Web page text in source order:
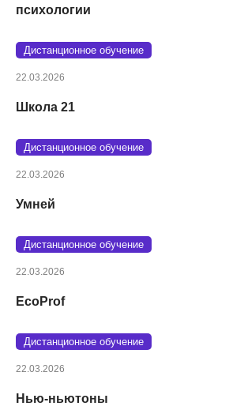
психологии
Дистанционное обучение
22.03.2026
Школа 21
Дистанционное обучение
22.03.2026
Умней
Дистанционное обучение
22.03.2026
EcoProf
Дистанционное обучение
22.03.2026
Нью-ньютоны